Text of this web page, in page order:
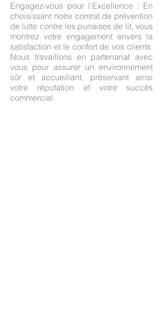
Engagez-vous pour l'Excellence : En
choisissant notre contrat de prévention
de lutte contre les punaises de lit, vous
montrez votre engagement envers la
satisfaction et le confort de vos clients.
Nous travaillons en partenariat avec
vous pour assurer un environnement
sûr et accueillant, préservant ainsi
votre réputation et votre succès
commercial.